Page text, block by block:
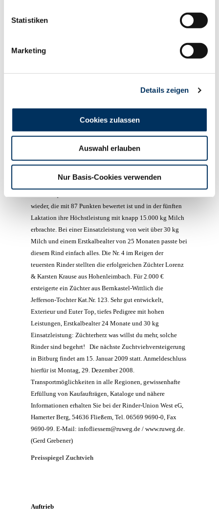
Statistiken
Marketing
Details zeigen
Cookies zulassen
Auswahl erlauben
Nur Basis-Cookies verwenden
Exterieur und Euter überzeugte auch das Pedigree, die
erhielten auch die Züchter der Saur GbR, Polcherholz für
ersten Einsatzleistung von über 30 kg Milch.
sehr hohen Inhaltsstoffe mit über 3,70 Eiweiß bei Mutter
und Großmutter. Derselbe Käufer ersteigerte auch preislich
folgend mit 2.100 € im Zuschlag die Kat.Nr. 108, ebenfalls
aus dem Bestand der Saur GbR, Polcherholz. Diese sehr
wieder, die mit 87 Punkten bewertet ist und in der fünften
Laktation ihre Höchstleistung mit knapp 15.000 kg Milch
erbrachte. Bei einer Einsatzleistung von weit über 30 kg
Milch und einem Erstkalbealter von 25 Monaten passte bei
diesem Rind einfach alles. Die Nr. 4 im Reigen der
teuersten Rinder stellten die erfolgreichen Züchter Lorenz
& Karsten Krause aus Hohenleimbach. Für 2.000 €
ersteigerte ein Züchter aus Bernkastel-Wittlich die
Jefferson-Tochter Kat.Nr. 123. Sehr gut entwickelt,
Exterieur und Euter Top, tiefes Pedigree mit hohen
Leistungen, Erstkalbealter 24 Monate und 30 kg
Einsatzleistung: Züchterherz was willst du mehr, solche
Rinder sind begehrt!
Die nächste Zuchtviehversteigerung
in Bitburg findet am 15. Januar 2009 statt. Anmeldeschluss
hierfür ist Montag, 29. Dezember 2008.
Transportmöglichkeiten in alle Regionen, gewissenhafte
Erfüllung von Kaufaufträgen, Kataloge und nähere
Informationen erhalten Sie bei der Rinder-Union West eG,
Hamerter Berg, 54636 Fließem, Tel. 06569 9690-0, Fax
9690-99. E-Mail: infofliessem@ruweg.de / www.ruweg.de.
(Gerd Grebener)
Preisspiegel Zuchtvieh
Auftrieb